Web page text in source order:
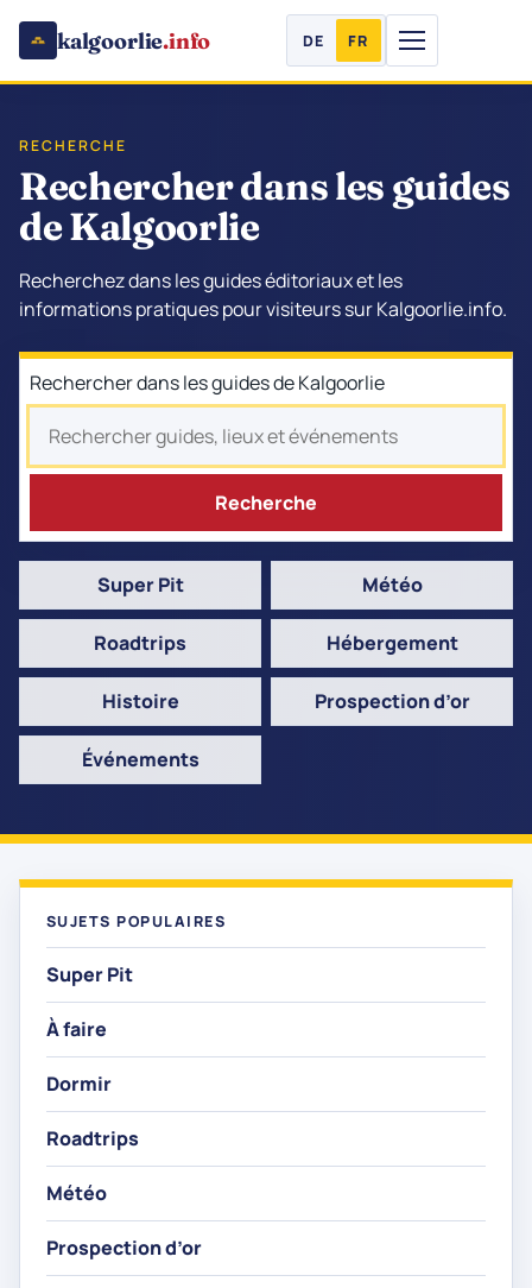
kalgoorlie.info DE FR
RECHERCHE
Rechercher dans les guides
de Kalgoorlie
Recherchez dans les guides éditoriaux et les
informations pratiques pour visiteurs sur Kalgoorlie.info.
Rechercher dans les guides de Kalgoorlie
Recherche
Super Pit Météo
Roadtrips Hébergement
Histoire Prospection d’or
Événements
SUJETS POPULAIRES
Super Pit
À faire
Dormir
Roadtrips
Météo
Prospection d’or